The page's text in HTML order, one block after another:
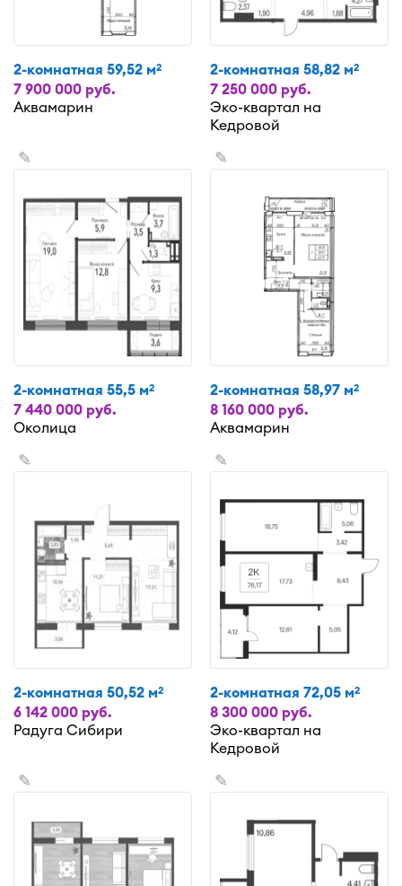
2-комнатная 59,52 м2
7 900 000 руб.
Аквамарин
2-комнатная 58,82 м2
7 250 000 руб.
Эко-квартал на
Кедровой
✎
2-комнатная 55,5 м2
7 440 000 руб.
Околица
✎
2-комнатная 58,97 м2
8 160 000 руб.
Аквамарин
✎
2-комнатная 50,52 м2
6 142 000 руб.
Радуга Сибири
✎
2-комнатная 72,05 м2
8 300 000 руб.
Эко-квартал на
Кедровой
✎ ✎